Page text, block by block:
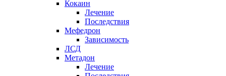
Кокаин
Лечение
Последствия
Мефедрон
Зависимость
ЛСД
Метадон
Лечение